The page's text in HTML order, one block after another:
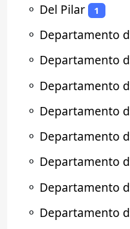
⚬ Del Pilar 1
⚬ Departamento
⚬ Departamento
⚬ Departamento
⚬ Departamento
⚬ Departamento
⚬ Departamento
⚬ Departamento
⚬ Departamento